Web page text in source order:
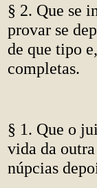
§ 2. Que se
provar se
de que tipo
completas.
§ 1. Que o
vida da
núpcias